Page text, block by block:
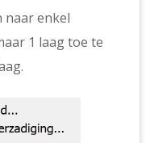
naar enkel
1 laag toe te